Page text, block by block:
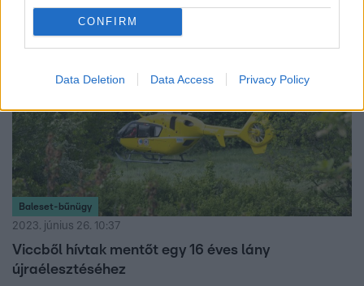
CONFIRM
Data Deletion Data Access Privacy Policy
Baleset-bűnügy
2023. június 26. 10:37
Viccből hívtak mentőt egy 16 éves lány
újraélesztéséhez